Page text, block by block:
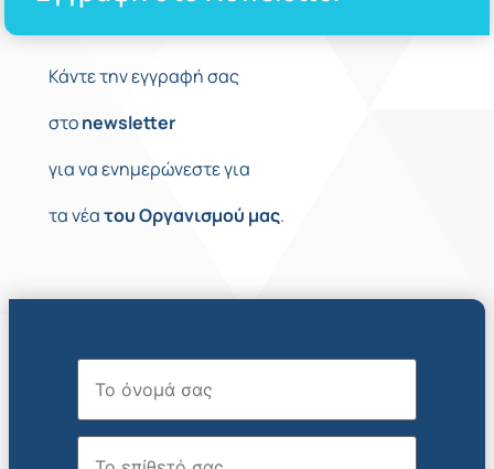
Κάντε την εγγραφή σας
στοnewsletter
για να ενημερώνεστε για
τα νέατουΟργανισμού μας.
Όνομα
Επώνυμο